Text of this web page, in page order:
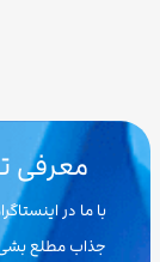
معرفی
با ما در
جذاب مطلع